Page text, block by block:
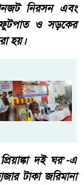
নিরসন এবং
ফুটপাত ও সড়কের
হয়।
দই ঘর’-এ
টাকা জরিমানা